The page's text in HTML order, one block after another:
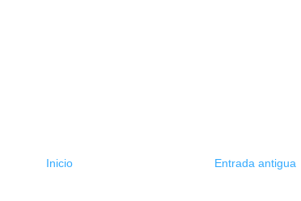
Entrada antigua
Inicio